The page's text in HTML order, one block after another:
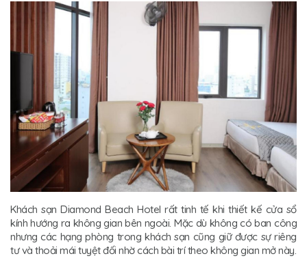
Khách sạn Diamond Beach Hotel rất tinh tế khi thiết kế cửa sổ
kính hướng ra không gian bên ngoài. Mặc dù không có ban công
nhưng các hạng phòng trong khách sạn cũng giữ được sự riêng
tư và thoải mái tuyệt đối nhờ cách bài trí theo không gian mở này.